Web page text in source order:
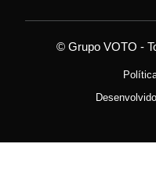
© Grupo VOTO -